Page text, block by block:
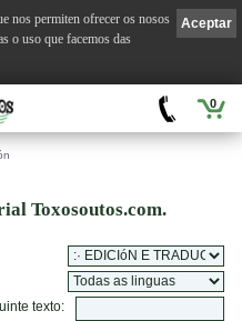
0
Toxosoutos.com.
texto:
Aceptar
nos permiten ofrecer os nosos
o uso que facemos das